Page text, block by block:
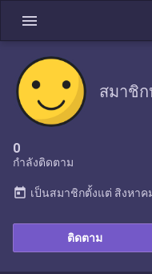
menu
สมาชิก
0
กำลังติดตาม
ติดตาม
today เป็นสมาชิกตั้งแต่ สิงหาค